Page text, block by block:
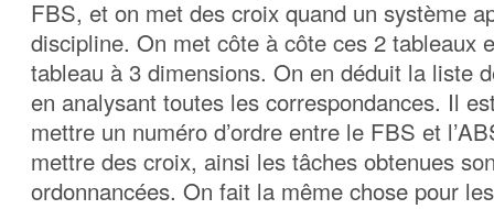
FBS, et on met des croix quand un système
discipline. On met côte à côte ces 2 tableaux
tableau à 3 dimensions. On en déduit la liste
en analysant toutes les correspondances. Il
mettre un numéro d’ordre entre le FBS et
mettre des croix, ainsi les tâches obtenues
ordonnancées. On fait la même chose pour